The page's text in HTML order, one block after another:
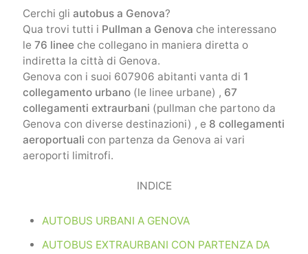
Cerchi gli autobus a Genova?
Qua trovi tutti i Pullman a Genova che interessano
le 76 lineeche collegano in maniera diretta o
indiretta la città di Genova.
Genova con i suoi 607906 abitanti vanta di 1
collegamento urbano(le linee urbane) , 67
collegamenti extraurbani (pullman che partono da
Genova con diverse destinazioni) , e 8 collegamenti
aeroportuali con partenza da Genova ai vari
aeroporti limitrofi.
INDICE
AUTOBUS URBANI A GENOVA
AUTOBUS EXTRAURBANI CON PARTENZA DA